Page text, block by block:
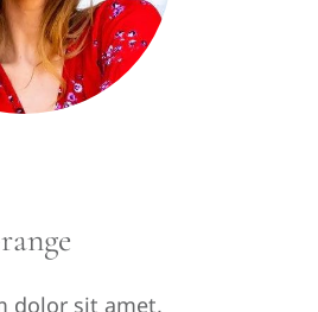
dolor sit amet,